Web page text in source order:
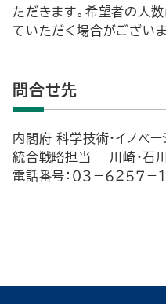
ただきます。希望者の人
ていただく場合がございま
問合せ先
内閣府 科学技術・イノベ
統合戦略担当 川崎・石川
電話番号：０３－６２５７－１